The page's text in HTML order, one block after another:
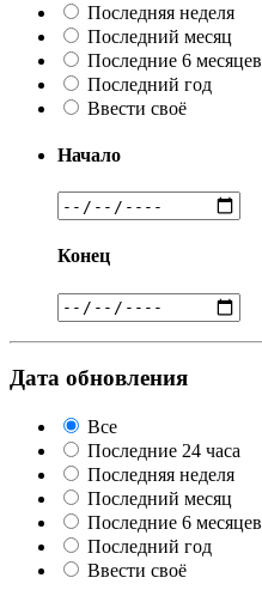
Последняя неделя
Последний месяц
Последние 6 месяцев
Последний год
Ввести своё
Начало
Конец
Дата обновления
Все
Последние 24 часа
Последняя неделя
Последний месяц
Последние 6 месяцев
Последний год
Ввести своё